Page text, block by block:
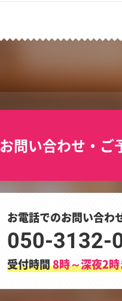
お問い合わせ・ご
お電話でのお問い合わ
050-3132-
受付時間8時～深夜2時